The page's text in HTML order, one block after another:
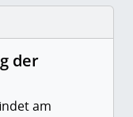
der
am